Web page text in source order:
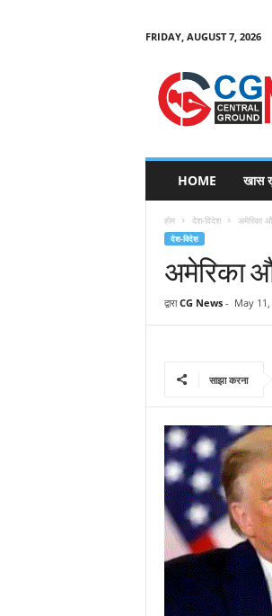
FRIDAY, AUGUST 7, 2026
C
HOME खास
होम देश-विदेश अमेरिका
देश-विदेश
अमेरिका
द्वारा CG News- May
साझा करना